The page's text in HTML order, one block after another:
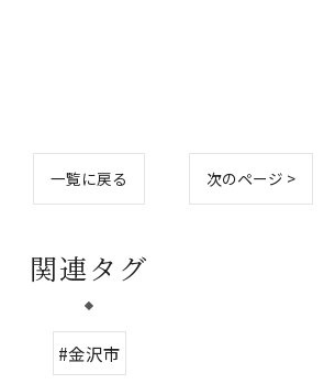
一覧に戻る 次のページ >
関連タグ
#金沢市